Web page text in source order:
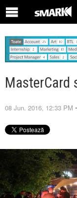
MasterCard
08 Jun. 2016, 12:33 PM •